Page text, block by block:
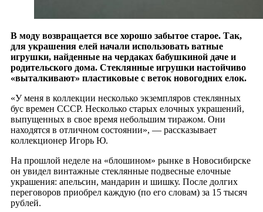
В моду возвращается все хорошо забытое старое. Так,
для украшения елей начали использовать ватные
игрушки, найденные на чердаках бабушкиной даче и
родительского дома. Стеклянные игрушки настойчиво
«выталкивают» пластиковые с веток новогодних елок.
«У меня в коллекции несколько экземпляров стеклянных
бус времен СССР. Несколько старых елочных украшений,
выпущенных в свое время небольшим тиражом. Они
находятся в отличном состоянии», — рассказывает
коллекционер Игорь Ю.
На прошлой неделе на «блошином» рынке в Новосибирске
он увидел винтажные стеклянные подвесные елочные
украшения: апельсин, мандарин и шишку. После долгих
переговоров приобрел каждую (по его словам) за 15 тысяч
рублей.